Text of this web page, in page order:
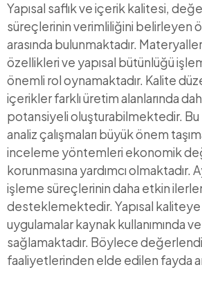
Yapısal saflık ve içerik kalitesi,
süreçlerinin verimliliğini belirleyen
arasında bulunmaktadır.
özellikleri ve yapısal bütünlüğü
önemli rol oynamaktadır. Kalite
içerikler farklı üretim alanlarında
potansiyeli oluşturabilmektedir. Bu
analiz çalışmaları büyük önem
inceleme yöntemleri ekonomik
korunmasına yardımcı olmaktadır.
işleme süreçlerinin daha etkin
desteklemektedir. Yapısal
uygulamalar kaynak kullanımında
sağlamaktadır. Böylece
faaliyetlerinden elde edilen fayda